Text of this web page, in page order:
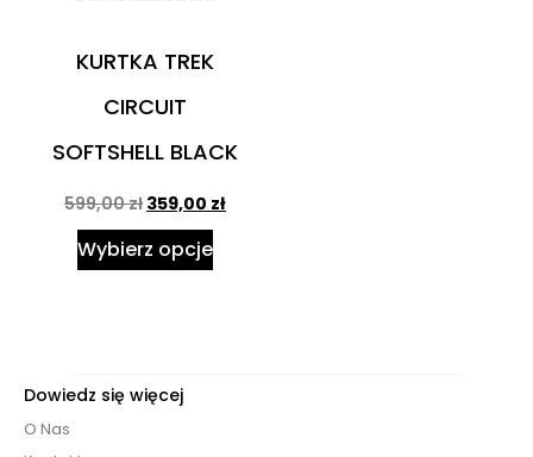
KURTKA TREK
CIRCUIT
SOFTSHELL BLACK
599,00zł 359,00 zł
Wybierz opcje
Dowiedz się więcej
O Nas